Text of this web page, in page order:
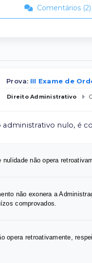
Comentários (2)
Prova: III Exame de
Direito Administrativo
nulo, é
nulidade não opera
não exonera a
comprovados.
opera retroativamente,